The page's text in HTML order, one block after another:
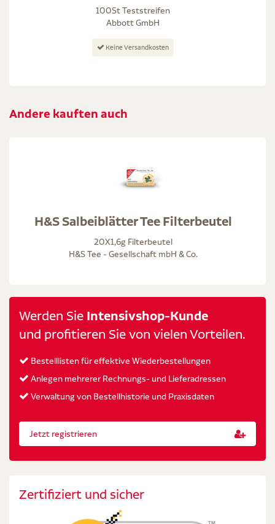
100St Teststreifen
Abbott GmbH
Keine Versandkosten
Andere kauften auch
H&S Salbeiblätter Tee Filterbeutel
20X1,6g Filterbeutel
H&S Tee - Gesellschaft mbH & Co.
Werden Sie Intensivshop-Kunde
und profitieren Sie von vielen Vorteilen.
Bestelllisten für effektive Wiederbestellungen
Anlegen mehrerer Rechnungs- und Lieferadressen
Verwaltung von Bestellhistorie und Praxisdaten
Jetzt registrieren
Zertifiziert und sicher